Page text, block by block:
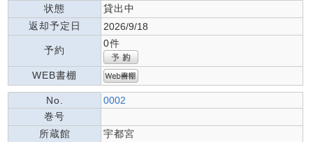
状態
貸出中
返却予定日
2026/9/18
予約
0件
WEB書棚
No.
0002
巻号
所蔵館
宇都宮